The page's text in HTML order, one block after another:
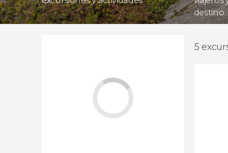
destino
5